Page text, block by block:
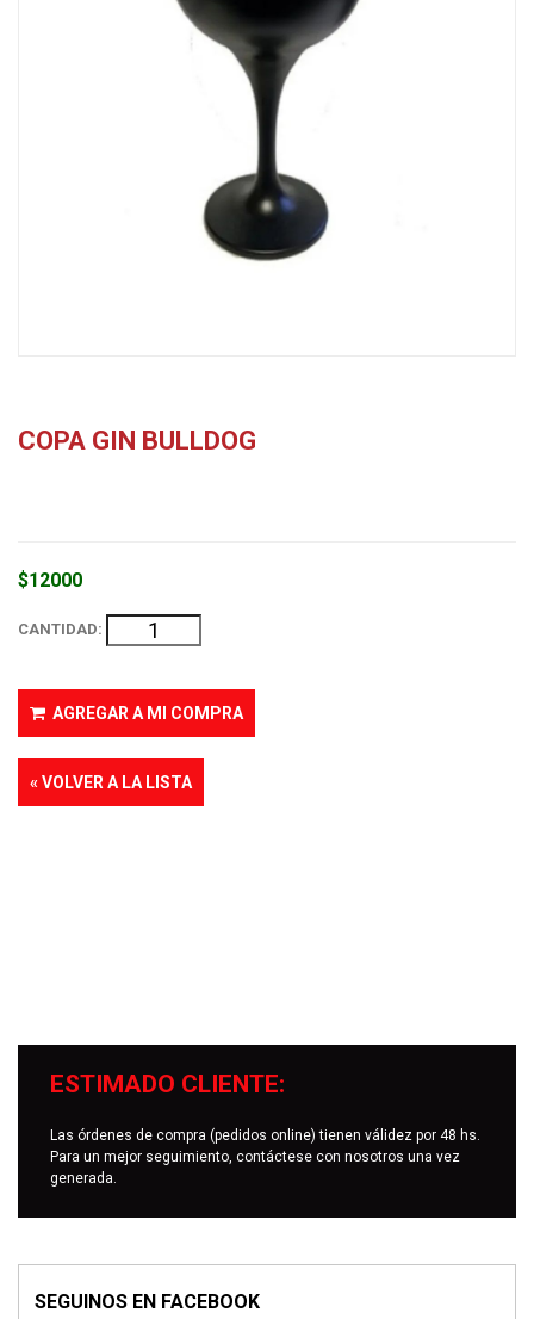
COPA GIN BULLDOG
$12000
CANTIDAD:
AGREGAR A MI COMPRA
« VOLVER A LA LISTA
ESTIMADO CLIENTE:
Las órdenes de compra (pedidos online) tienen válidez por 48 hs.
Para un mejor seguimiento, contáctese con nosotros una vez
generada.
SEGUINOS EN FACEBOOK